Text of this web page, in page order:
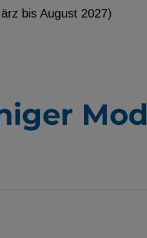
bis August 2027)